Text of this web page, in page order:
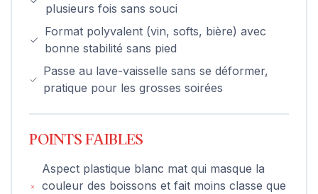
plusieurs fois sans souci
Format polyvalent (vin, softs, bière) avec
bonne stabilité sans pied
Passe au lave-vaisselle sans se déformer,
pratique pour les grosses soirées
POINTS FAIBLES
Aspect plastique blanc mat qui masque la
couleur des boissons et fait moins classe que